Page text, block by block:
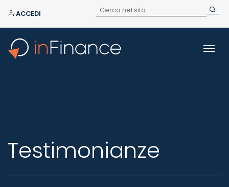
ACCEDI
Testimonianze